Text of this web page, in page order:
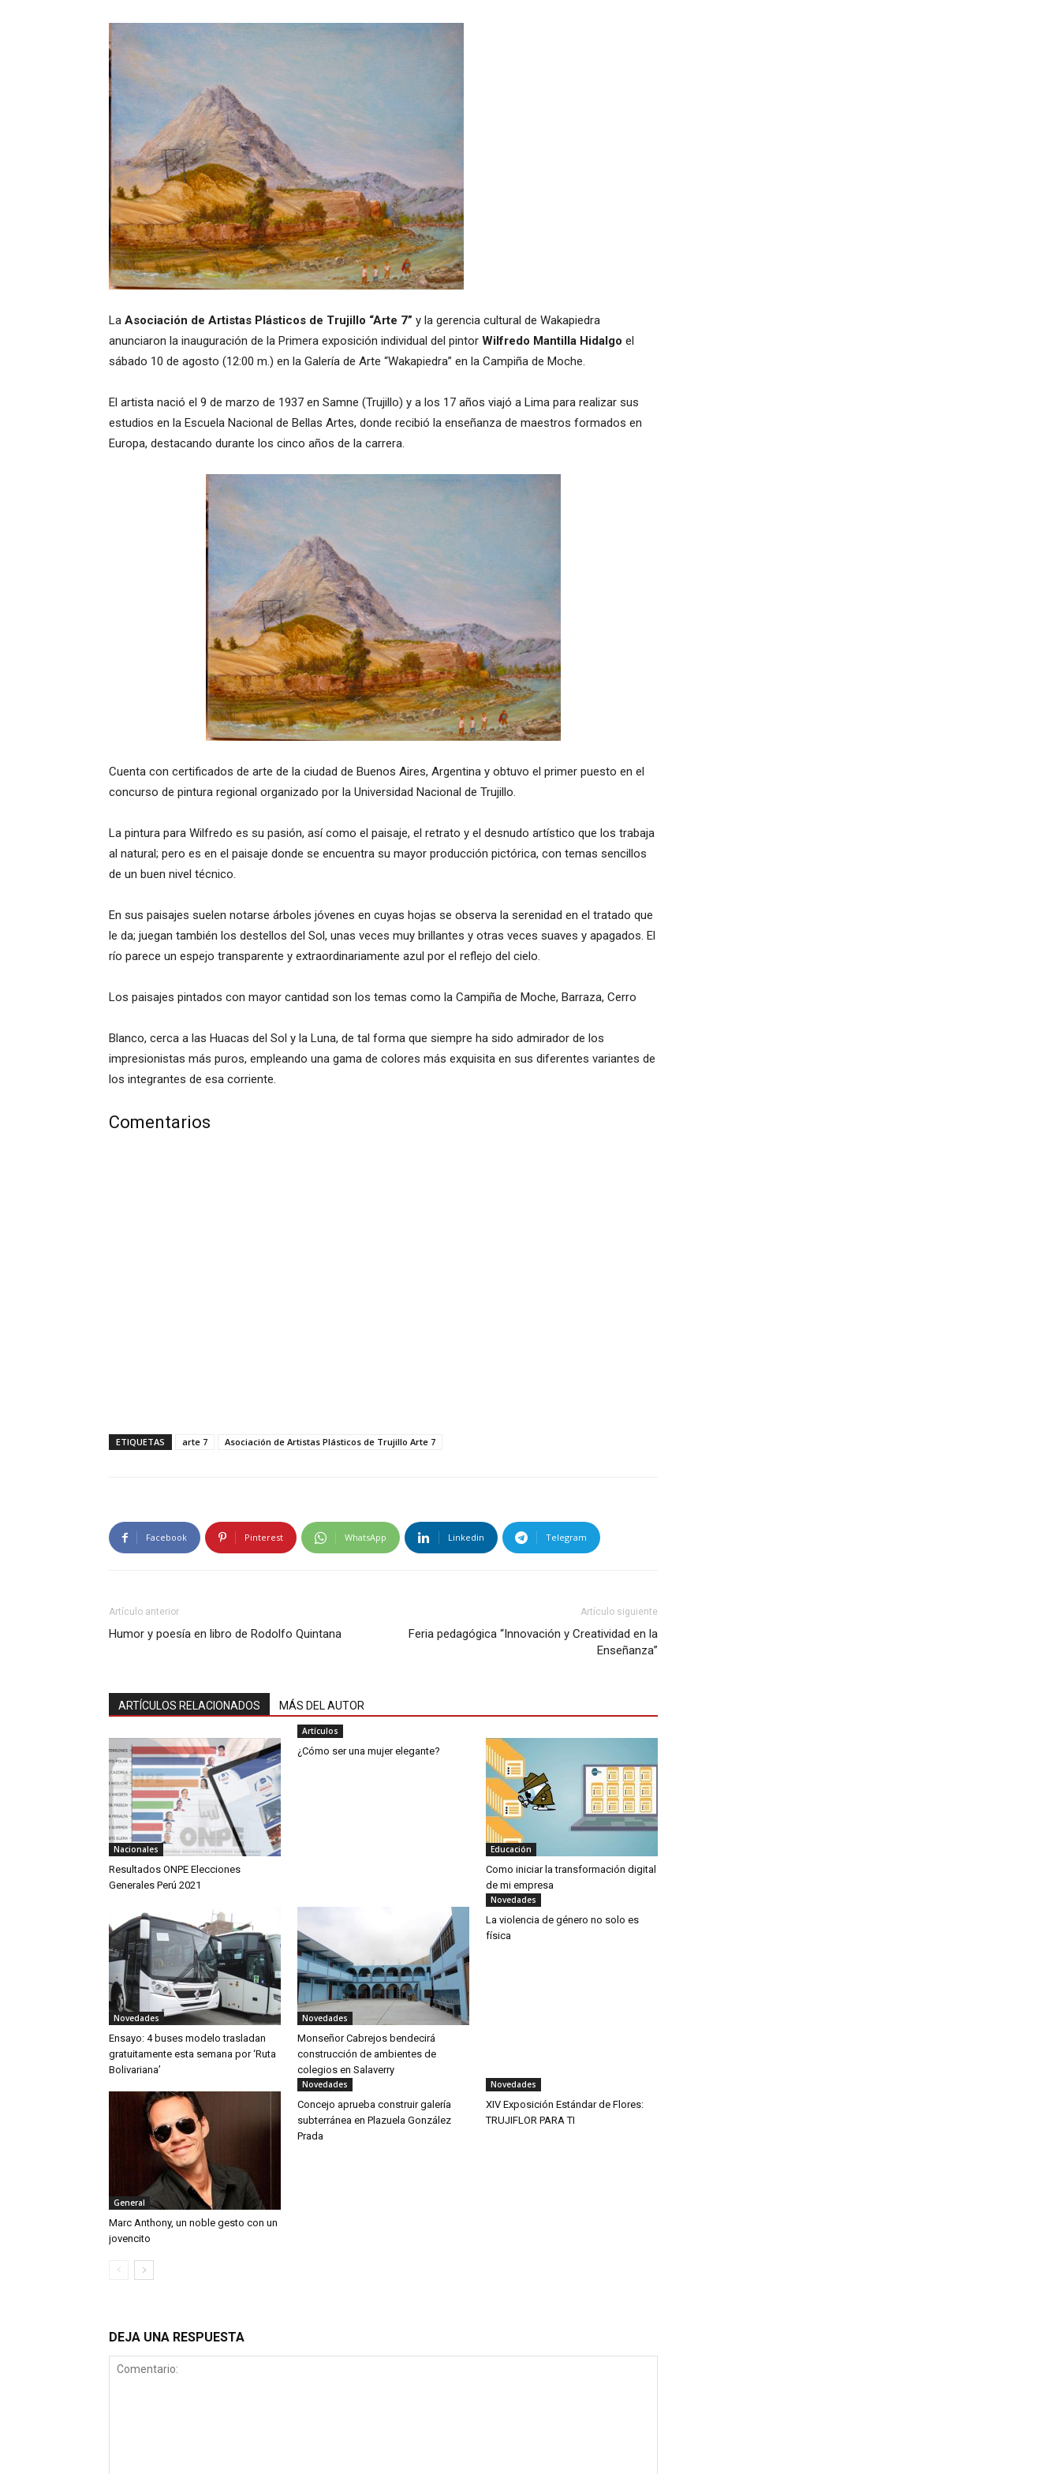
La Asociación de Artistas Plásticos de Trujillo “Arte 7” y la gerencia cultural de Wakapiedra
anunciaron la inauguración de la Primera exposición individual del pintor Wilfredo Mantilla Hidalgo el
sábado 10 de agosto (12:00 m.) en la Galería de Arte “Wakapiedra” en la Campiña de Moche.
El artista nació el 9 de marzo de 1937 en Samne (Trujillo) y a los 17 años viajó a Lima para realizar sus
estudios en la Escuela Nacional de Bellas Artes, donde recibió la enseñanza de maestros formados en
Europa, destacando durante los cinco años de la carrera.
Cuenta con certificados de arte de la ciudad de Buenos Aires, Argentina y obtuvo el primer puesto en el
concurso de pintura regional organizado por la Universidad Nacional de Trujillo.
La pintura para Wilfredo es su pasión, así como el paisaje, el retrato y el desnudo artístico que los trabaja
al natural; pero es en el paisaje donde se encuentra su mayor producción pictórica, con temas sencillos
de un buen nivel técnico.
En sus paisajes suelen notarse árboles jóvenes en cuyas hojas se observa la serenidad en el tratado que
le da; juegan también los destellos del Sol, unas veces muy brillantes y otras veces suaves y apagados. El
río parece un espejo transparente y extraordinariamente azul por el reflejo del cielo.
Los paisajes pintados con mayor cantidad son los temas como la Campiña de Moche, Barraza, Cerro
Blanco, cerca a las Huacas del Sol y la Luna, de tal forma que siempre ha sido admirador de los
impresionistas más puros, empleando una gama de colores más exquisita en sus diferentes variantes de
los integrantes de esa corriente.
Comentarios
ETIQUETAS arte 7 Asociación de Artistas Plásticos de Trujillo Arte 7
Facebook Pinterest WhatsApp Linkedin Telegram
Artículo anterior
Humor y poesía en libro de Rodolfo Quintana
Artículo siguiente
Feria pedagógica “Innovación y Creatividad en la
Enseñanza”
ARTÍCULOS RELACIONADOS MÁS DEL AUTOR
Nacionales
Resultados ONPE Elecciones
Generales Perú 2021
Artículos
¿Cómo ser una mujer elegante?
Educación
Como iniciar la transformación digital
de mi empresa
Novedades
Ensayo: 4 buses modelo trasladan
gratuitamente esta semana por ‘Ruta
Bolivariana’
Novedades
Monseñor Cabrejos bendecirá
construcción de ambientes de
colegios en Salaverry
Novedades
La violencia de género no solo es
física
General
Marc Anthony, un noble gesto con un
jovencito
Novedades
Concejo aprueba construir galería
subterránea en Plazuela González
Prada
Novedades
XIV Exposición Estándar de Flores:
TRUJIFLOR PARA TI
DEJA UNA RESPUESTA